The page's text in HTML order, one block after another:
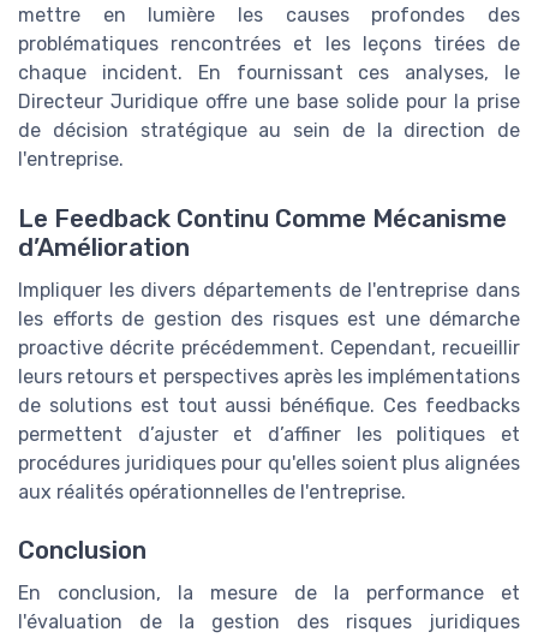
mettre en lumière les causes profondes des
problématiques rencontrées et les leçons tirées de
chaque incident. En fournissant ces analyses, le
Directeur Juridique offre une base solide pour la prise
de décision stratégique au sein de la direction de
l'entreprise.
Le Feedback Continu Comme Mécanisme
d’Amélioration
Impliquer les divers départements de l'entreprise dans
les efforts de gestion des risques est une démarche
proactive décrite précédemment. Cependant, recueillir
leurs retours et perspectives après les implémentations
de solutions est tout aussi bénéfique. Ces feedbacks
permettent d’ajuster et d’affiner les politiques et
procédures juridiques pour qu'elles soient plus alignées
aux réalités opérationnelles de l'entreprise.
Conclusion
En conclusion, la mesure de la performance et
l'évaluation de la gestion des risques juridiques